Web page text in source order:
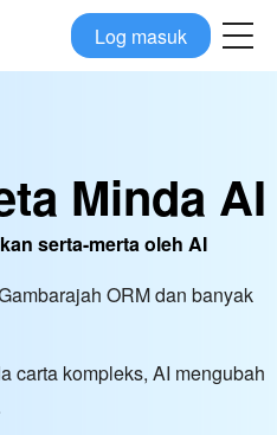
Log masuk
Minda AI
serta-merta oleh AI
ORM dan banyak
carta kompleks, AI mengubah